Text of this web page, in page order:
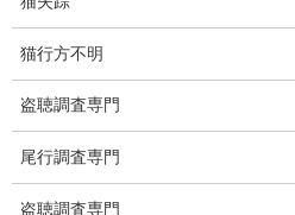
盗撮調査愛知県
電磁波測定調査
電磁波とは
ストーカー調査
猫行方不明
盗聴調査専門
尾行調査専門
盗聴調査専門